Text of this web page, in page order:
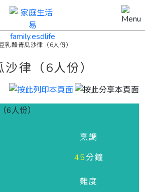
乳酪青瓜沙律（6人份）
律（6人份）
烹調
45分鐘
難度